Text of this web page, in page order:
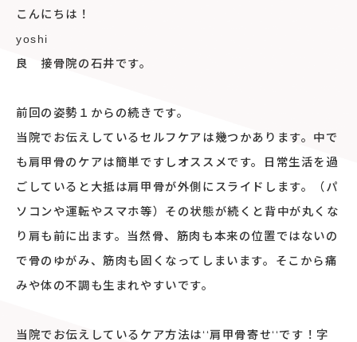
こんにちは！
yoshi
良 接骨院の石井です。
前回の姿勢１からの続きです。
当院でお伝えしているセルフケアは幾つかあります。中で
も肩甲骨のケアは簡単ですしオススメです。日常生活を過
ごしていると大抵は肩甲骨が外側にスライドします。（パ
ソコンや運転やスマホ等）その状態が続くと背中が丸くな
り肩も前に出ます。当然骨、筋肉も本来の位置ではないの
で骨のゆがみ、筋肉も固くなってしまいます。そこから痛
みや体の不調も生まれやすいです。
当院でお伝えしているケア方法は‘‘肩甲骨寄せ‘‘です！字